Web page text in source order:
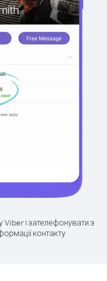
Viber і зателефонувати з
контакту